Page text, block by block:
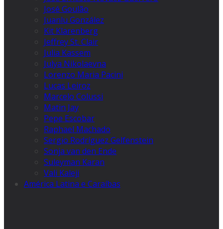
José Goulão
Juanlu González
Kit Klarenberg
Jeffrey St. Clair
Julia Kassem
Julya Nikolaevna
Lorenzo Maria Pacini
Lucas Leiroz
Marcelo Colussi
Matin Jay
Pepe Escobar
Raphael Machado
Sergio Rodríguez Gelfenstein
Sonja van den Ende
Suleyman Karan
Vali Kaleji
América Latina e Caraíbas